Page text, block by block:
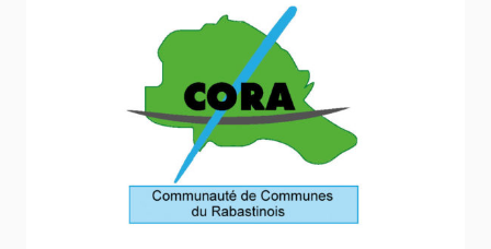
Communauté de communes du Rabastinois
Stratégie et politique